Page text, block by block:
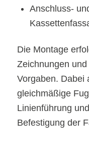
Anschluss-
Die Montage
Zeichnungen
Vorgaben. Dabei
gleichmäßige
Linienführung
Befestigung der